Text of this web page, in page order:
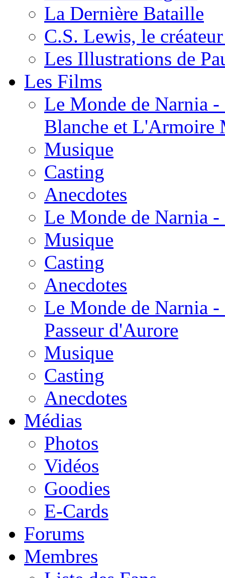
La Dernière Bataille
C.S. Lewis, le
Les Illustrations de
Les Films
Le Monde de Narnia
Blanche et L'Armoire
Musique
Casting
Anecdotes
Le Monde de Narnia
Musique
Casting
Anecdotes
Le Monde de Narnia
Passeur d'Aurore
Musique
Casting
Anecdotes
Médias
Photos
Vidéos
Goodies
E-Cards
Forums
Membres